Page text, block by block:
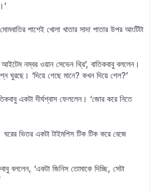
পাশেই খোলা খাতার সাদা পাতার উপর আংটিটা
আইটেম নম্বর ওয়ান সেভেন থ্রি’, বাতিকবাবু বললেন।
ঘুরছে। ‘দিয়ে গেছে মানে? কখন দিয়ে গেল?’
একটা দীর্ঘশ্বাস ফেললেন। ‘জোর করে নিতে
ভিতর একটা টাইমপিস টিক টিক করে বেজে
বললেন, ‘একটা জিনিস তোমাকে দিচ্ছি, সেটা